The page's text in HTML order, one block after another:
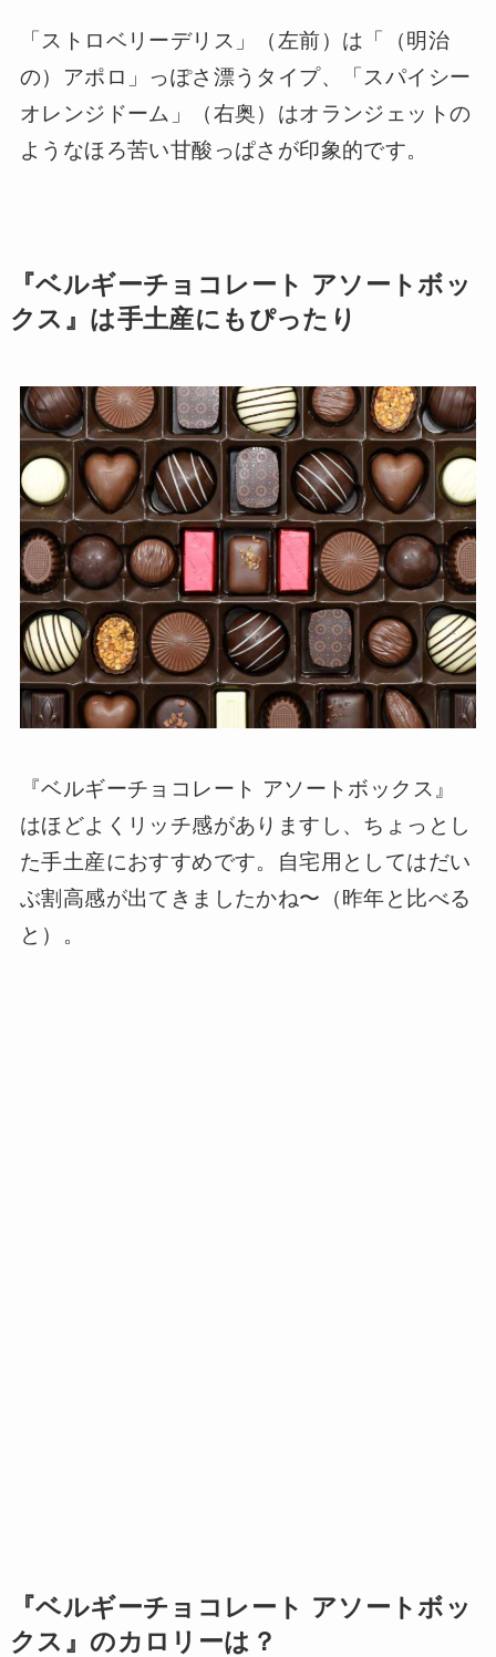
「ストロベリーデリス」（左前）は「（明治
の）アポロ」っぽさ漂うタイプ、「スパイシー
オレンジドーム」（右奥）はオランジェットの
ようなほろ苦い甘酸っぱさが印象的です。
『ベルギーチョコレート アソートボッ
クス』は手土産にもぴったり
『ベルギーチョコレート アソートボックス』
はほどよくリッチ感がありますし、ちょっとし
た手土産におすすめです。自宅用としてはだい
ぶ割高感が出てきましたかね〜（昨年と比べる
と）。
『ベルギーチョコレート アソートボッ
クス』のカロリーは？